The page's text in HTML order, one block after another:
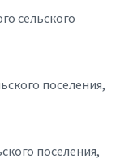
сельского
поселения,
поселения,